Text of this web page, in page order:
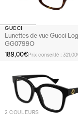
GUCCI
Lunettes de vue Gucci
GG0799O
189,00€Prix conseillé :
2 COULEURS